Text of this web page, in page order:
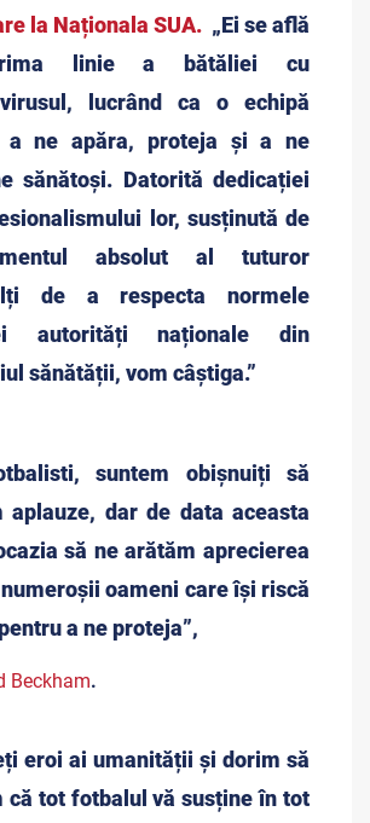
la Naționala SUA. „Ei se află
linie a bătăliei cu
lucrând ca o echipă
a ne apăra, proteja și a ne
sănătoși. Datorită dedicației
lor, susținută de
absolut al tuturor
de a respecta normele
autorități naționale din
sănătății, vom câștiga.”
suntem obișnuiți să
aplauze, dar de data aceasta
să ne arătăm aprecierea
oameni care își riscă
a ne proteja”,
Beckham.
eroi ai umanității și dorim să
că tot fotbalul vă susține în tot